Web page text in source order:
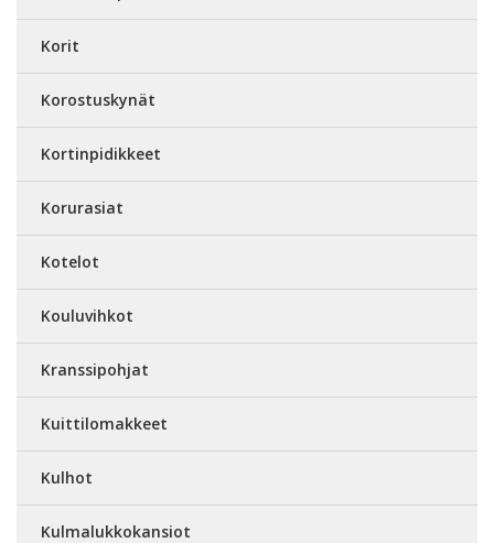
Korit
Korostuskynät
Kortinpidikkeet
Korurasiat
Kotelot
Kouluvihkot
Kranssipohjat
Kuittilomakkeet
Kulhot
Kulmalukkokansiot